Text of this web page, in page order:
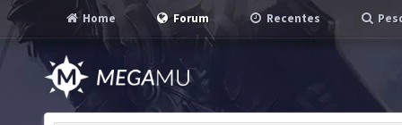
Home Forum Recentes